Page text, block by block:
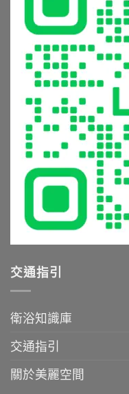
這
篇〉
中
5
大
常
見
誤
避
坑
南〉
中
到
恆
溫
龍
頭，
享
極
致
沐
浴
體
驗〉
中
麼
辦？
質
挑
選
與
清
潔
保
全
攻
略〉
交通指引
衛浴知識庫
交通指引
關於美麗空間